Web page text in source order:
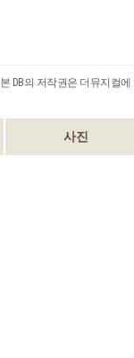
본 DB의 저작권은 더뮤지컬
사진